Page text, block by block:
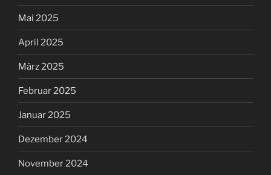
Mai 2025
April 2025
März 2025
Februar 2025
Januar 2025
Dezember 2024
November 2024